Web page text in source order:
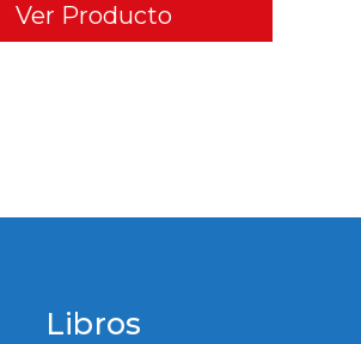
Ver Producto
Libros